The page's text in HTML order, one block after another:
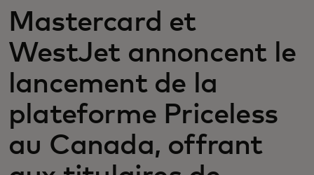
Pour le monde
Pour les innovateurs
Actualités et tendances
Mastercard et
WestJet annoncent le
lancement de la
plateforme Priceless
au Canada, offrant